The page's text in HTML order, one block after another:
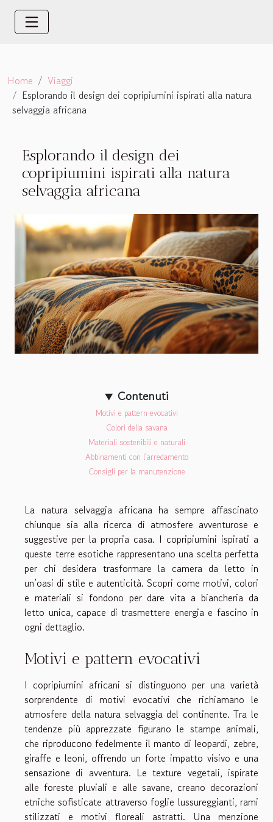
Home
Viaggi
Esplorando il design dei copripiumini ispirati alla natura
selvaggia africana
Esplorando il design dei
copripiumini ispirati alla natura
selvaggia africana
Contenuti
Motivi e pattern evocativi
Colori della savana
Materiali sostenibili e naturali
Abbinamenti con l’arredamento
Consigli per la manutenzione
La natura selvaggia africana ha sempre affascinato
chiunque sia alla ricerca di atmosfere avventurose e
suggestive per la propria casa. I copripiumini ispirati a
queste terre esotiche rappresentano una scelta perfetta
per chi desidera trasformare la camera da letto in
un’oasi di stile e autenticità. Scopri come motivi, colori
e materiali si fondono per dare vita a biancheria da
letto unica, capace di trasmettere energia e fascino in
ogni dettaglio.
Motivi e pattern evocativi
I copripiumini africani si distinguono per una varietà
sorprendente di motivi evocativi che richiamano le
atmosfere della natura selvaggia del continente. Tra le
tendenze più apprezzate figurano le stampe animali,
che riproducono fedelmente il manto di leopardi, zebre,
giraffe e leoni, offrendo un forte impatto visivo e una
sensazione di avventura. Le texture vegetali, ispirate
alle foreste pluviali e alle savane, creano decorazioni
etniche sofisticate attraverso foglie lussureggianti, rami
stilizzati e motivi floreali astratti. Una menzione